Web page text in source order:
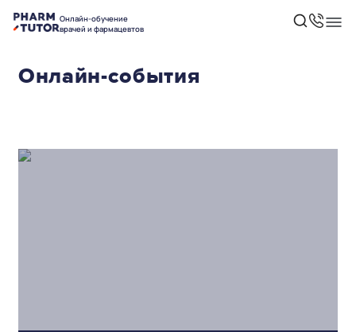
Онлайн-обучение
врачей и фармацевтов
Онлайн-события